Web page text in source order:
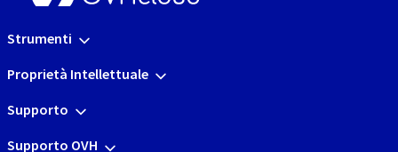
Strumenti
Proprietà Intellettuale
Supporto
Supporto OVH